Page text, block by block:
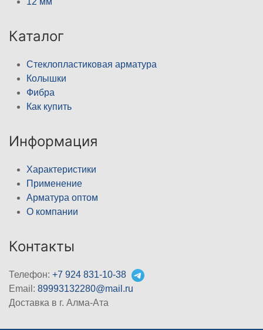
Каталог
Стеклопластиковая арматура
Колышки
Фибра
Как купить
Информация
Характеристики
Применение
Арматура оптом
О компании
Контакты
Телефон: +7 924 831-10-38
Email: 89993132280@mail.ru
Доставка в г. Алма-Ата